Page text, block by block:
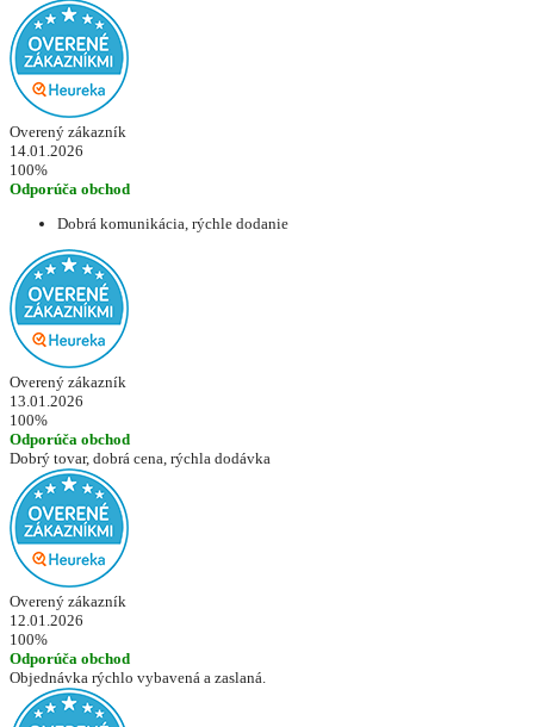
Overený zákazník
14.01.2026
100%
Odporúča obchod
Dobrá komunikácia, rýchle dodanie
Overený zákazník
13.01.2026
100%
Odporúča obchod
Dobrý tovar, dobrá cena, rýchla dodávka
Overený zákazník
12.01.2026
100%
Odporúča obchod
Objednávka rýchlo vybavená a zaslaná.